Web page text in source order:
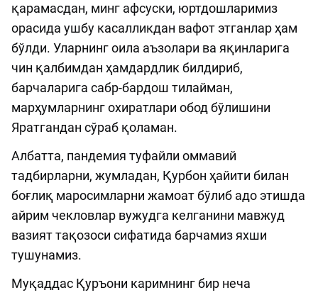
қарамасдан, минг афсуски, юртдошларимиз
орасида ушбу касалликдан вафот этганлар ҳам
бўлди. Уларнинг оила аъзолари ва яқинларига
чин қалбимдан ҳамдардлик билдириб,
барчаларига сабр-бардош тилайман,
марҳумларнинг охиратлари обод бўлишини
Яратгандан сўраб қоламан.
Албатта, пандемия туфайли оммавий
тадбирларни, жумладан, Қурбон ҳайити билан
боғлиқ маросимларни жамоат бўлиб адо этишда
айрим чекловлар вужудга келганини мавжуд
вазият тақозоси сифатида барчамиз яхши
тушунамиз.
Муқаддас Қуръони каримнинг бир неча